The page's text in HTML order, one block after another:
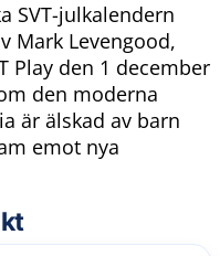
SVT-julkalendern
Mark Levengood,
Play den 1 december
den moderna
är älskad av barn
emot nya